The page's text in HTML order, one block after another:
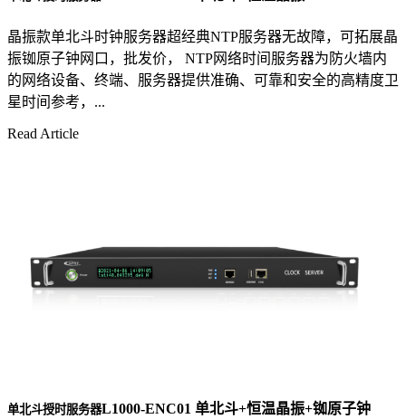
晶振款单北斗时钟服务器超经典NTP服务器无故障，可拓展晶
振铷原子钟网口，批发价， NTP网络时间服务器为防火墙内
的网络设备、终端、服务器提供准确、可靠和安全的高精度卫
星时间参考，...
Read Article
单北斗授时服务器L1000-ENC01 单北斗+恒温晶振+铷原子钟